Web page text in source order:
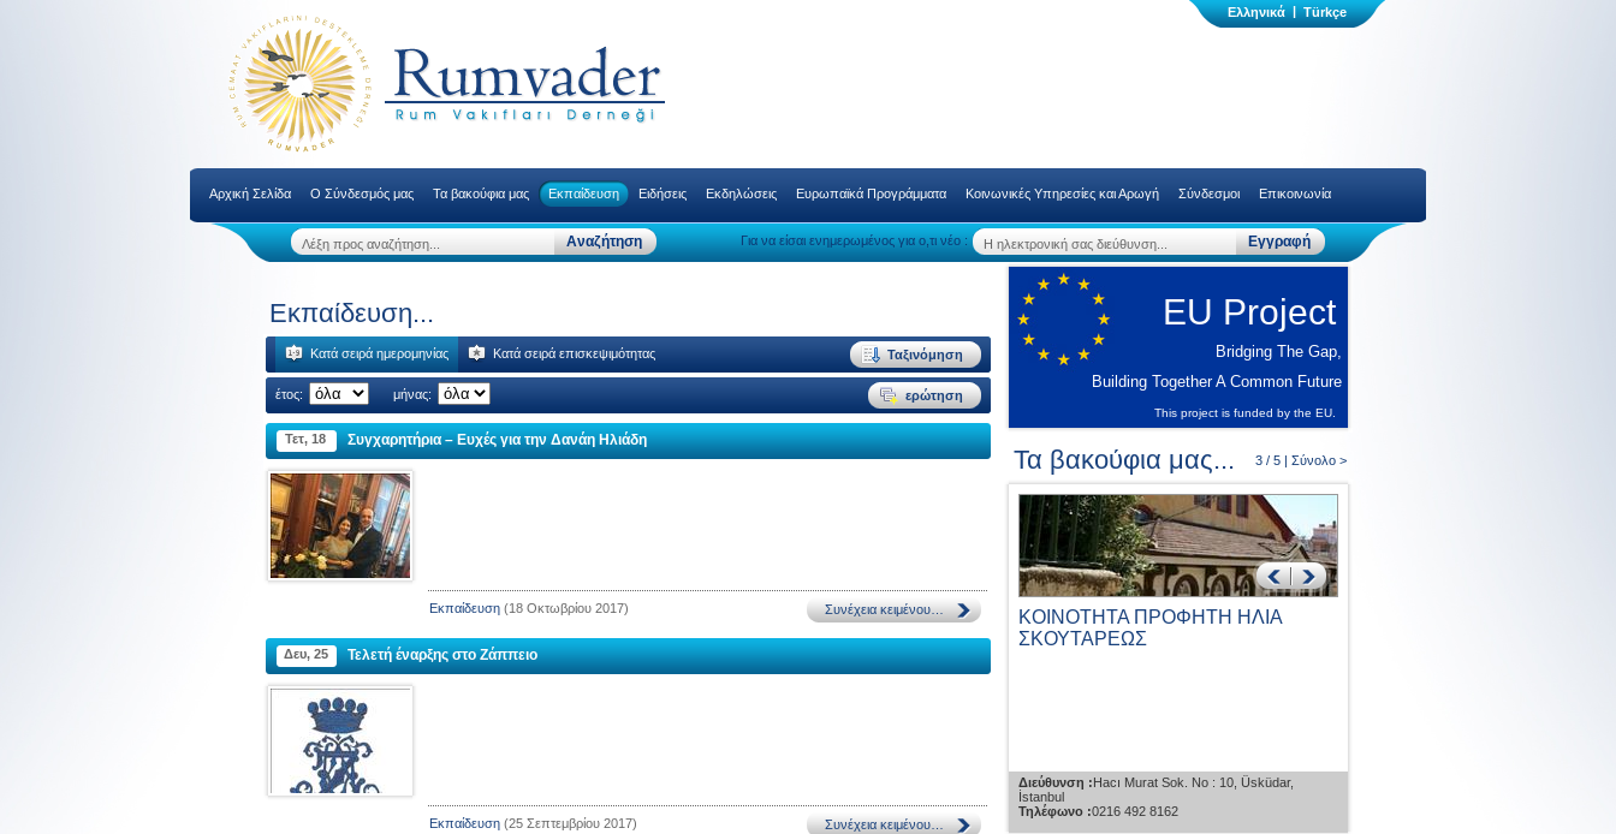
|
Αρχική Σελίδα Ο Σύνδεσμός μας Τα βακούφια μας Εκπαίδευση Ειδήσεις Εκδηλώσεις Ευρωπαϊκά Προγράμματα Κοινωνικές Υπηρεσίες και Αρωγή Σύνδεσμοι Επικοινωνία
Για να είσαι ενημερωμένος για ο,τι νέο :
Εκπαίδευση...
Κατά σειρά ημερομηνίας Κατά σειρά επισκεψιμότητας
έτος: μήνας:
Τετ, 18 Συγχαρητήρια – Ευχές για την Δανάη Ηλιάδη
Εκπαίδευση (18 Οκτωβρίου 2017)
Δευ, 25 Τελετή έναρξης στο Ζάππειο
Εκπαίδευση (25 Σεπτεμβρίου 2017)
EU Project
Bridging The Gap,
Building Together A Common Future
This project is funded by the EU.
Τα βακούφια μας... 3 / 5 | Σύνολο >
ΚΟΙΝΟΤΗΤΑ ΑΓΙΑΣ ΠΑΡΑΣΚΕΥΗΣ
ΜΠΕΙΚΟΖ
Διεύθυνση :
Ηλεκτρονική διεύθυνση
agiaparaskevi.beykoz@gmail.com
ΝΟΣΟΚΟΜΕΙΟ ΒΑΛΟΥΚΛΗ
ΚΟΙΝΟΤΗΤΑ ΠΡΟΦΗΤΗ ΗΛΙΑ
ΣΚΟΥΤΑΡΕΩΣ
Διεύθυνση :Hacı Murat Sok. No : 10, Üsküdar,
İstanbul
Τηλέφωνο :0216 492 8162